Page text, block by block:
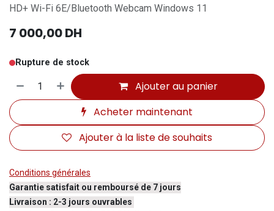
HD+ Wi-Fi 6E/Bluetooth Webcam Windows 11
7 000,00DH
Rupture de stock
Ajouter au panier
Acheter maintenant
Ajouter à la liste de souhaits
Conditions générales
Garantie satisfait ou remboursé de 7 jours
Livraison : 2-3 jours ouvrables